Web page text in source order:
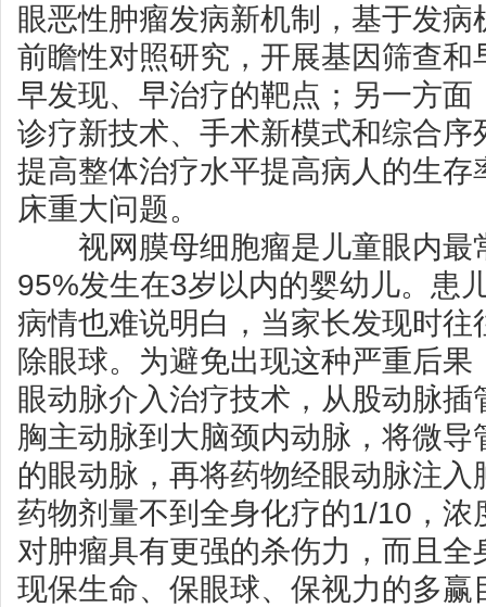
眼恶性肿瘤发病新机制，基于发
前瞻性对照研究，开展基因筛查和
早发现、早治疗的靶点；另一方面
诊疗新技术、手术新模式和综合序
提高整体治疗水平提高病人的生存
床重大问题。
视网膜母细胞瘤是儿童眼内最
95%发生在3岁以内的婴幼儿。患
病情也难说明白，当家长发现时往
除眼球。为避免出现这种严重后
眼动脉介入治疗技术，从股动脉
胸主动脉到大脑颈内动脉，将微
的眼动脉，再将药物经眼动脉注
药物剂量不到全身化疗的1/10，浓
对肿瘤具有更强的杀伤力，而且
现保生命、保眼球、保视力的多赢